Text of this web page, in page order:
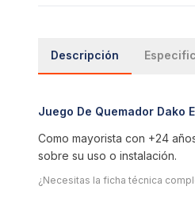
Descripción
Juego De Quemador Dako
Como mayorista con +24
sobre su uso o instalación.
¿Necesitas la ficha técnica